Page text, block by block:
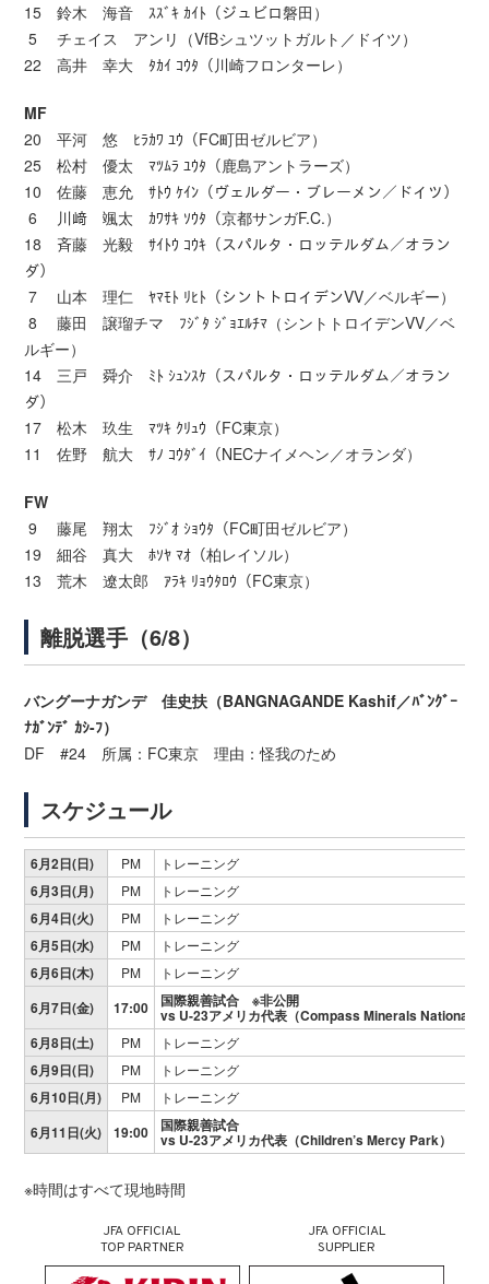
15 鈴木 海音 ｽｽﾞｷ ｶｲﾄ（ジュビロ磐田）
5 チェイス アンリ（VfBシュツットガルト／ドイツ）
22 高井 幸大 ﾀｶｲ ｺｳﾀ（川崎フロンターレ）
MF
20 平河 悠 ﾋﾗｶﾜ ﾕｳ（FC町田ゼルビア）
25 松村 優太 ﾏﾂﾑﾗ ﾕｳﾀ（鹿島アントラーズ）
10 佐藤 恵允 ｻﾄｳ ｹｲﾝ（ヴェルダー・ブレーメン／ドイツ）
6 川﨑 颯太 ｶﾜｻｷ ｿｳﾀ（京都サンガF.C.）
18 斉藤 光毅 ｻｲﾄｳ ｺｳｷ（スパルタ・ロッテルダム／オラン
ダ）
7 山本 理仁 ﾔﾏﾓﾄ ﾘﾋﾄ（シントトロイデンVV／ベルギー）
8 藤田 譲瑠チマ ﾌｼﾞﾀ ｼﾞｮｴﾙﾁﾏ（シントトロイデンVV／ベ
ルギー）
14 三戸 舜介 ﾐﾄ ｼｭﾝｽｹ（スパルタ・ロッテルダム／オラン
ダ）
17 松木 玖生 ﾏﾂｷ ｸﾘｭｳ（FC東京）
11 佐野 航大 ｻﾉ ｺｳﾀﾞｲ（NECナイメヘン／オランダ）
FW
9 藤尾 翔太 ﾌｼﾞｵ ｼｮｳﾀ（FC町田ゼルビア）
19 細谷 真大 ﾎｿﾔ ﾏｵ（柏レイソル）
13 荒木 遼太郎 ｱﾗｷ ﾘｮｳﾀﾛｳ（FC東京）
離脱選手（6/8）
バングーナガンデ 佳史扶（BANGNAGANDE Kashif／ﾊﾞﾝｸﾞｰ
ﾅｶﾞﾝﾃﾞ ｶｼ-ﾌ）
DF #24 所属：FC東京 理由：怪我のため
スケジュール
6月2日(日) PM トレーニング
6月3日(月) PM トレーニング
6月4日(火) PM トレーニング
6月5日(水) PM トレーニング
6月6日(木) PM トレーニング
6月7日(金) 17:00 国際親善試合 ※非公開
vs U-23アメリカ代表（Compass Minerals National
6月8日(土)
PM トレーニング
6月9日(日) PM トレーニング
6月10日(月) PM トレーニング
6月11日(火) 19:00 国際親善試合
vs U-23アメリカ代表（Children’s Mercy Park）
※時間はすべて現地時間
JFA OFFICIAL
TOP PARTNER
JFA OFFICIAL
SUPPLIER